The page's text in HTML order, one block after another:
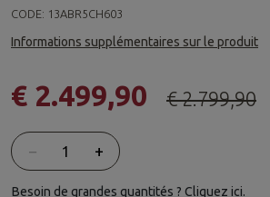
CODE: 13ABR5CH603
Informations supplémentaires sur le produit
€ 2.499,90 € 2.799,90
Quantité
− +
Besoin de grandes quantités ? Cliquez ici.